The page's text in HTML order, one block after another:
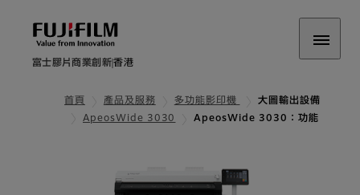
富士膠片商業創新香港
首頁 產品及服務 多功能影印機
大圖輸出設備
ApeosWide 3030
ApeosWide 3030：功能